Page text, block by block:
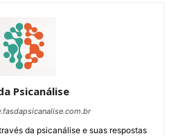
Psicanálise
da psicanálise e suas respostas